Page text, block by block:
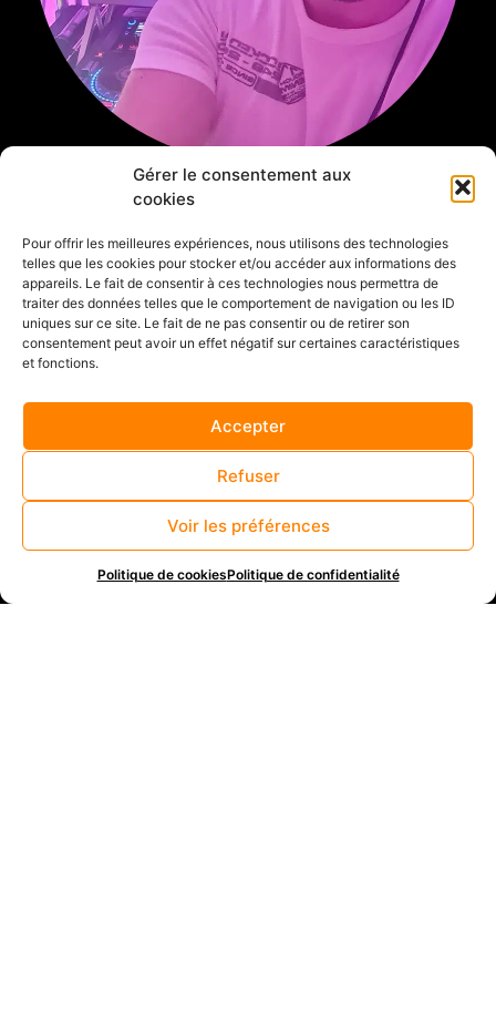
Gérer le consentement aux
cookies
Pour offrir les meilleures expériences, nous utilisons des technologies
telles que les cookies pour stocker et/ou accéder aux informations des
appareils. Le fait de consentir à ces technologies nous permettra de
traiter des données telles que le comportement de navigation ou les ID
uniques sur ce site. Le fait de ne pas consentir ou de retirer son
consentement peut avoir un effet négatif sur certaines caractéristiques
et fonctions.
Accepter
Refuser
Voir les préférences
Politique de cookiesPolitique de confidentialité
ELITE DJ ANIMATION
l’événementiel depuis toujours, j’ai commencé par des
soirées entre amis ou pour de la famille.
Et c’est en 2011 que j’ai décidé de me lancer dans
l’aventure de la micro entreprise. J’ai pu alors,
développer mes compétences et investir dans du
matériel professionnel.